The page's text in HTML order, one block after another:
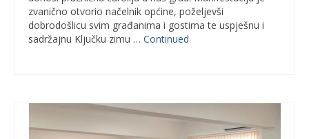
zvanično otvorio načelnik općine, poželjevši
dobrodošlicu svim građanima i gostima te uspješnu i
sadržajnu Ključku zimu … Continued